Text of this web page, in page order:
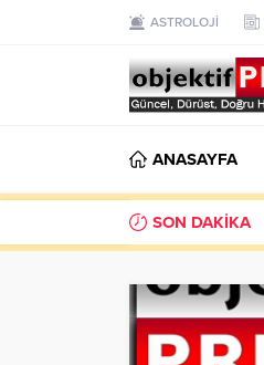
ASTROLOJİ
ANASAYFA
SON DAKİKA